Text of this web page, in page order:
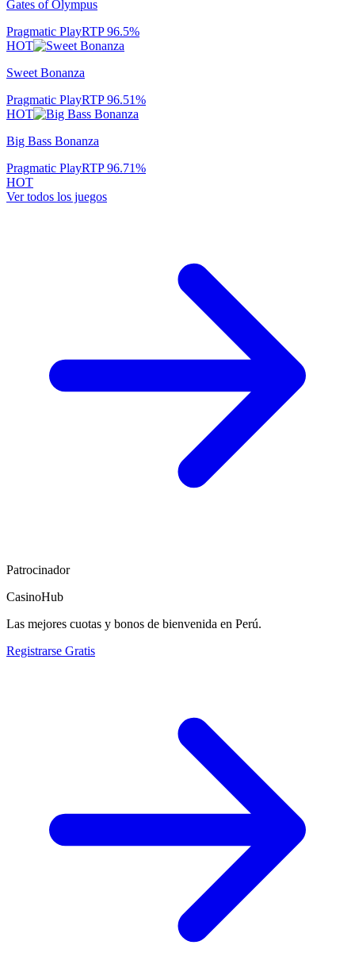
Gates of Olympus
Pragmatic PlayRTP96.5%
HOT
Sweet Bonanza
Pragmatic PlayRTP96.51%
HOT
Big Bass Bonanza
Pragmatic PlayRTP96.71%
HOT
Ver todos los juegos
Patrocinador
CasinoHub
Las mejores cuotas y bonos de bienvenida en Perú.
Registrarse Gratis